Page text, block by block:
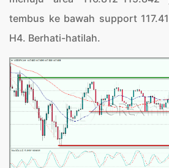
tembus ke bawah support
H4. Berhati-hatilah.